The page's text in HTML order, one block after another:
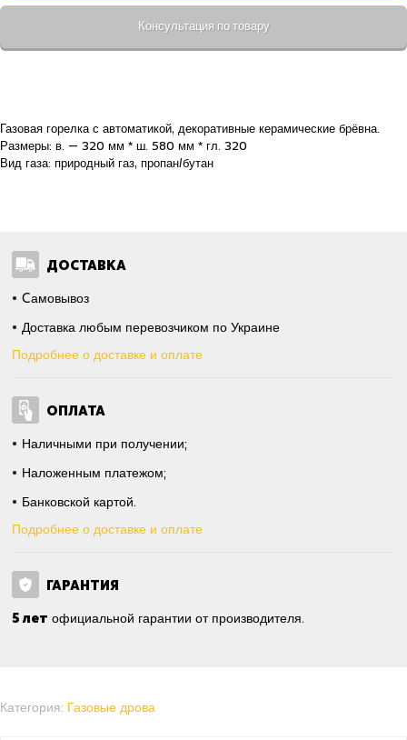
Консультация по товару
Газовая горелка с автоматикой, декоративные керамические брёвна.
Размеры: в. — 320 мм * ш. 580 мм * гл. 320
Вид газа: природный газ, пропан/бутан
ДОСТАВКА
Cамовывоз
Доставка любым перевозчиком по Украине
Подробнее о доставке и оплате
ОПЛАТА
Наличными при получении;
Наложенным платежом;
Банковской картой.
Подробнее о доставке и оплате
ГАРАНТИЯ
5 лет официальной гарантии от производителя.
Категория: Газовые дрова